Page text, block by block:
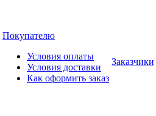
Покупателю
Условия оплаты
Условия доставки
Как оформить заказ
Заказчики